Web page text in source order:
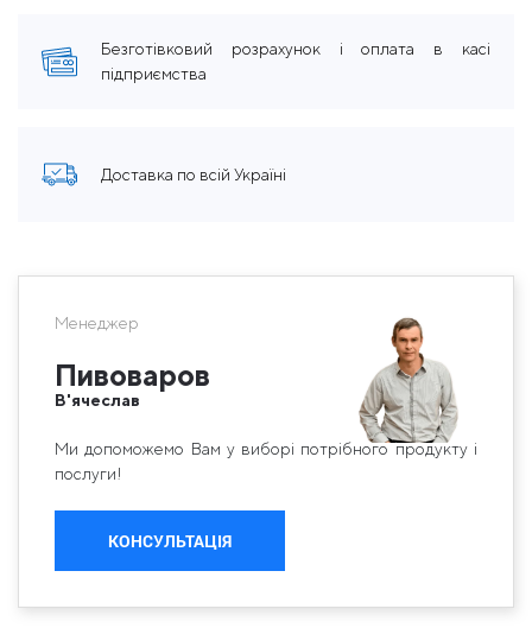
Безготівковий розрахунок і оплата в касі
підприємства
Доставка по всій Україні
Менеджер
Пивоваров
В'ячеслав
Ми допоможемо Вам у виборі потрібного продукту і
послуги!
КОНСУЛЬТАЦІЯ